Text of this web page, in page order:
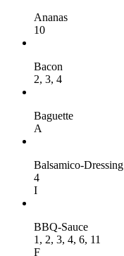
Ananas
10
Bacon
2, 3, 4
Baguette
A
Balsamico-Dressing
4
I
BBQ-Sauce
1, 2, 3, 4, 6, 11
F